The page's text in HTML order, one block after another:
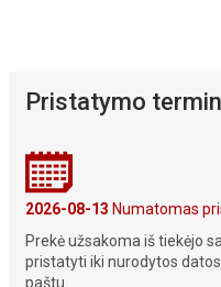
Pristatymo
2026-08-13 Numatomas
Prekė užsakoma iš tiekėjo
pristatyti iki nurodytos
paštu.